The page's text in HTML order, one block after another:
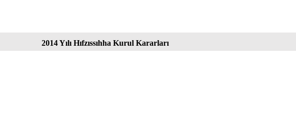
2014 Yılı Hıfzıssıhha Kurul Kararları